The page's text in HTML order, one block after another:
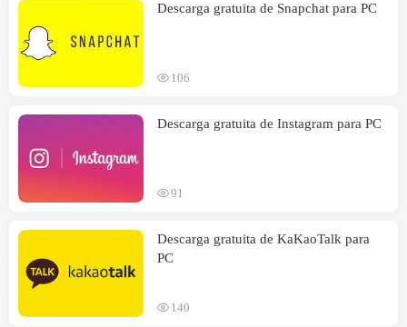
Descarga gratuita de Snapchat para PC
106
Descarga gratuita de Instagram para PC
91
Descarga gratuita de KaKaoTalk para
PC
140